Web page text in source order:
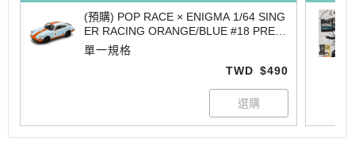
(預購) POP RACE × ENIGMA 1/64 SING
ER RACING ORANGE/BLUE #18 PRE03
7 20260707
單一規格
TWD $490